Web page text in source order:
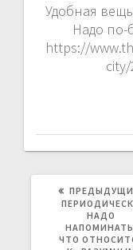
Удобная
Надо по-
https://
НАДО
НАПОМИНАТЬ,
ЧТО